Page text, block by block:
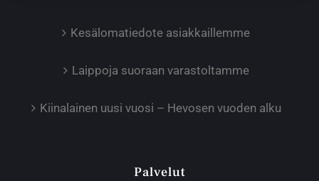
Kesälomatiedote asiakkaillemme
Laippoja suoraan varastoltamme
Kiinalainen uusi vuosi – Hevosen vuoden alku
Palvelut